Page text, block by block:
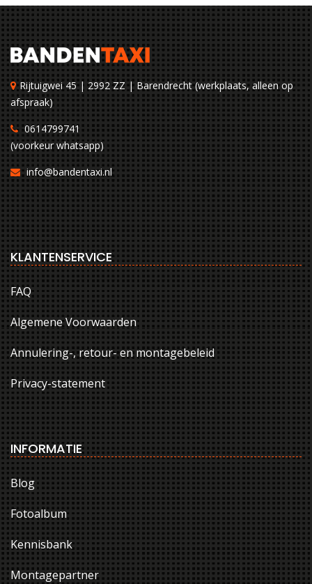
Rijtuigwei 45 | 2992 ZZ | Barendrecht (werkplaats, alleen op
afspraak)
0614799741
(voorkeur whatsapp)
info@bandentaxi.nl
KLANTENSERVICE
FAQ
Algemene Voorwaarden
Annulering-, retour- en montagebeleid
Privacy-statement
INFORMATIE
Blog
Fotoalbum
Kennisbank
Montagepartner